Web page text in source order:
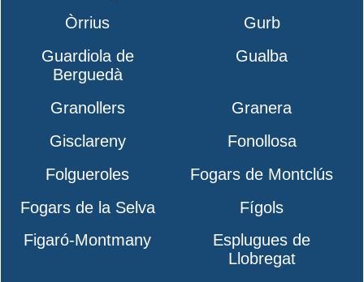
Òrrius
Gurb
Guardiola de
Berguedà
Gualba
Granollers
Granera
Gisclareny
Fonollosa
Folgueroles
Fogars de Montclús
Fogars de la Selva
Fígols
Figaró-Montmany
Esplugues de
Llobregat